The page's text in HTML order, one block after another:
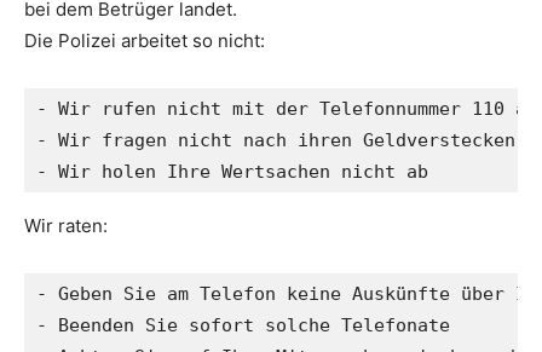
bei dem Betrüger landet.
Die Polizei arbeitet so nicht:
- Wir rufen nicht mit der Telefonnummer 110 an
- Wir fragen nicht nach ihren Geldverstecken
- Wir holen Ihre Wertsachen nicht ab
Wir raten:
- Geben Sie am Telefon keine Auskünfte über Ihr
- Beenden Sie sofort solche Telefonate